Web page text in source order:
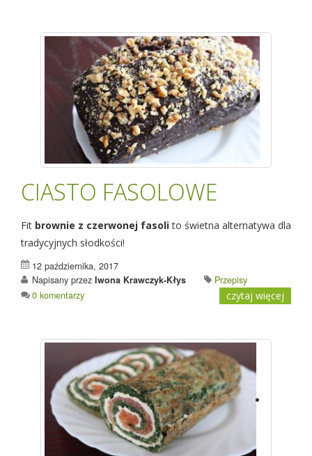
CIASTO FASOLOWE
Fit brownie z czerwonej fasolito świetna alternatywa dla
tradycyjnych słodkości!
12 października, 2017
Napisany przez Iwona Krawczyk-Kłys
Przepisy
0 komentarzy
czytaj więcej